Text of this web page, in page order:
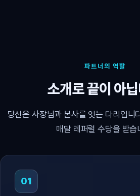
파트너의 역할
소개로 끝이 아
당신은 사장님과 본사를 잇는 다리입니
매달 레퍼럴 수당을 받습
01